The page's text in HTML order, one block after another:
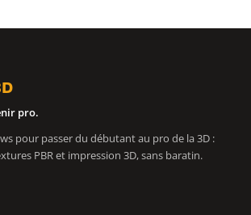
pro.
pour passer du débutant au pro de la 3D :
PBR et impression 3D, sans baratin.